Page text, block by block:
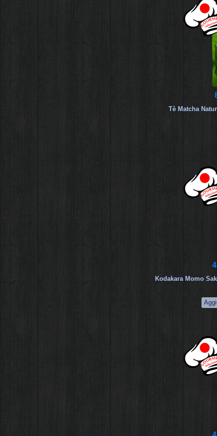
Tè Matcha
Kodakara Momo